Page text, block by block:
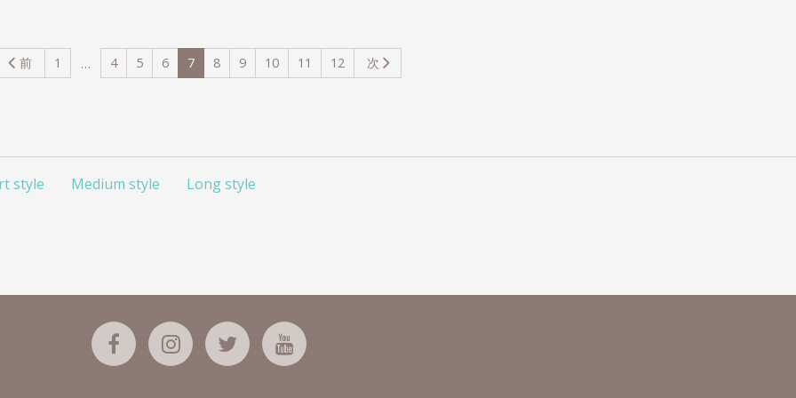
前 1 … 4 5 6 7
（こ
8 9 10 11 12 次
style Medium style Long style